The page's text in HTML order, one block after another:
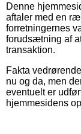
Denne
aftaler med en
forretningernes
forudsætning af
transaktion.
Fakta
nu og da, men
eventuelt er
hjemmesidens